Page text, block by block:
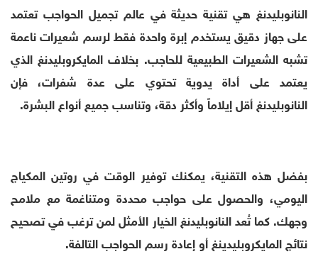
النانوبليدنغ هي تقنية حديثة في عالم تجميل الحواجب تعتمد
على جهاز دقيق يستخدم إبرة واحدة فقط لرسم شعيرات ناعمة
تشبه الشعيرات الطبيعية للحاجب. بخلاف المايكروبليدنغ الذي
يعتمد على أداة يدوية تحتوي على عدة شفرات، فإن
النانوبليدنغ أقل إيلاماً وأكثر دقة، وتناسب جميع أنواع البشرة.
بفضل هذه التقنية، يمكنك توفير الوقت في روتين المكياج
اليومي، والحصول على حواجب محددة ومتناغمة مع ملامح
وجهك. كما تُعد النانوبليدنغ الخيار الأمثل لمن ترغب في تصحيح
نتائج المايكروبليدينغ أو إعادة رسم الحواجب التالفة.